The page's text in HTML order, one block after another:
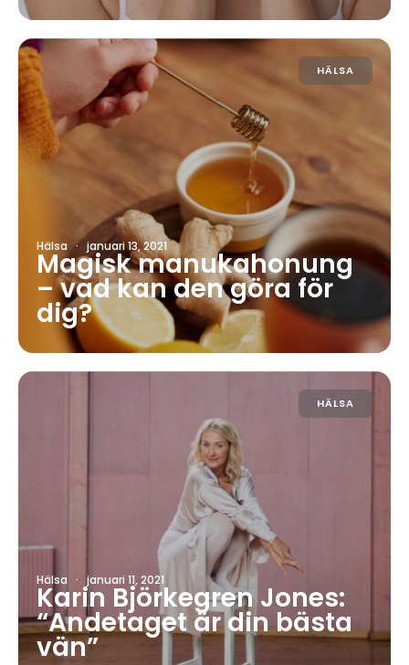
HÄLSA
Hälsa · januari 13, 2021
Magisk manukahonung
– vad kan den göra för
dig?
HÄLSA
Hälsa · januari 11, 2021
Karin Björkegren Jones:
“Andetaget är din bästa
vän”